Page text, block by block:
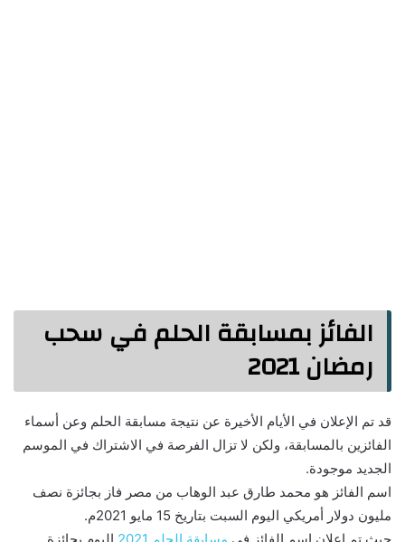
الفائز بمسابقة الحلم في سحب
رمضان 2021
قد تم الإعلان في الأيام الأخيرة عن نتيجة مسابقة الحلم وعن أسماء
الفائزين بالمسابقة، ولكن لا تزال الفرصة في الاشتراك في الموسم
الجديد موجودة.
اسم الفائز هو محمد طارق عبد الوهاب من مصر فاز بجائزة نصف
مليون دولار أمريكي اليوم السبت بتاريخ 15 مايو 2021م.